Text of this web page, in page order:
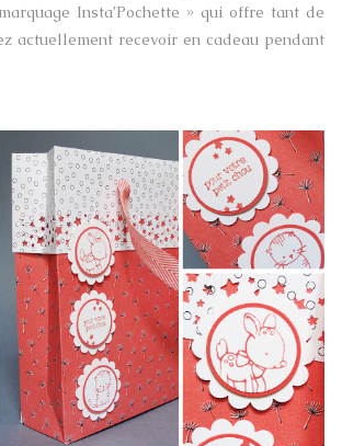
Insta’Pochette » qui offre tant de
actuellement recevoir en cadeau pendant